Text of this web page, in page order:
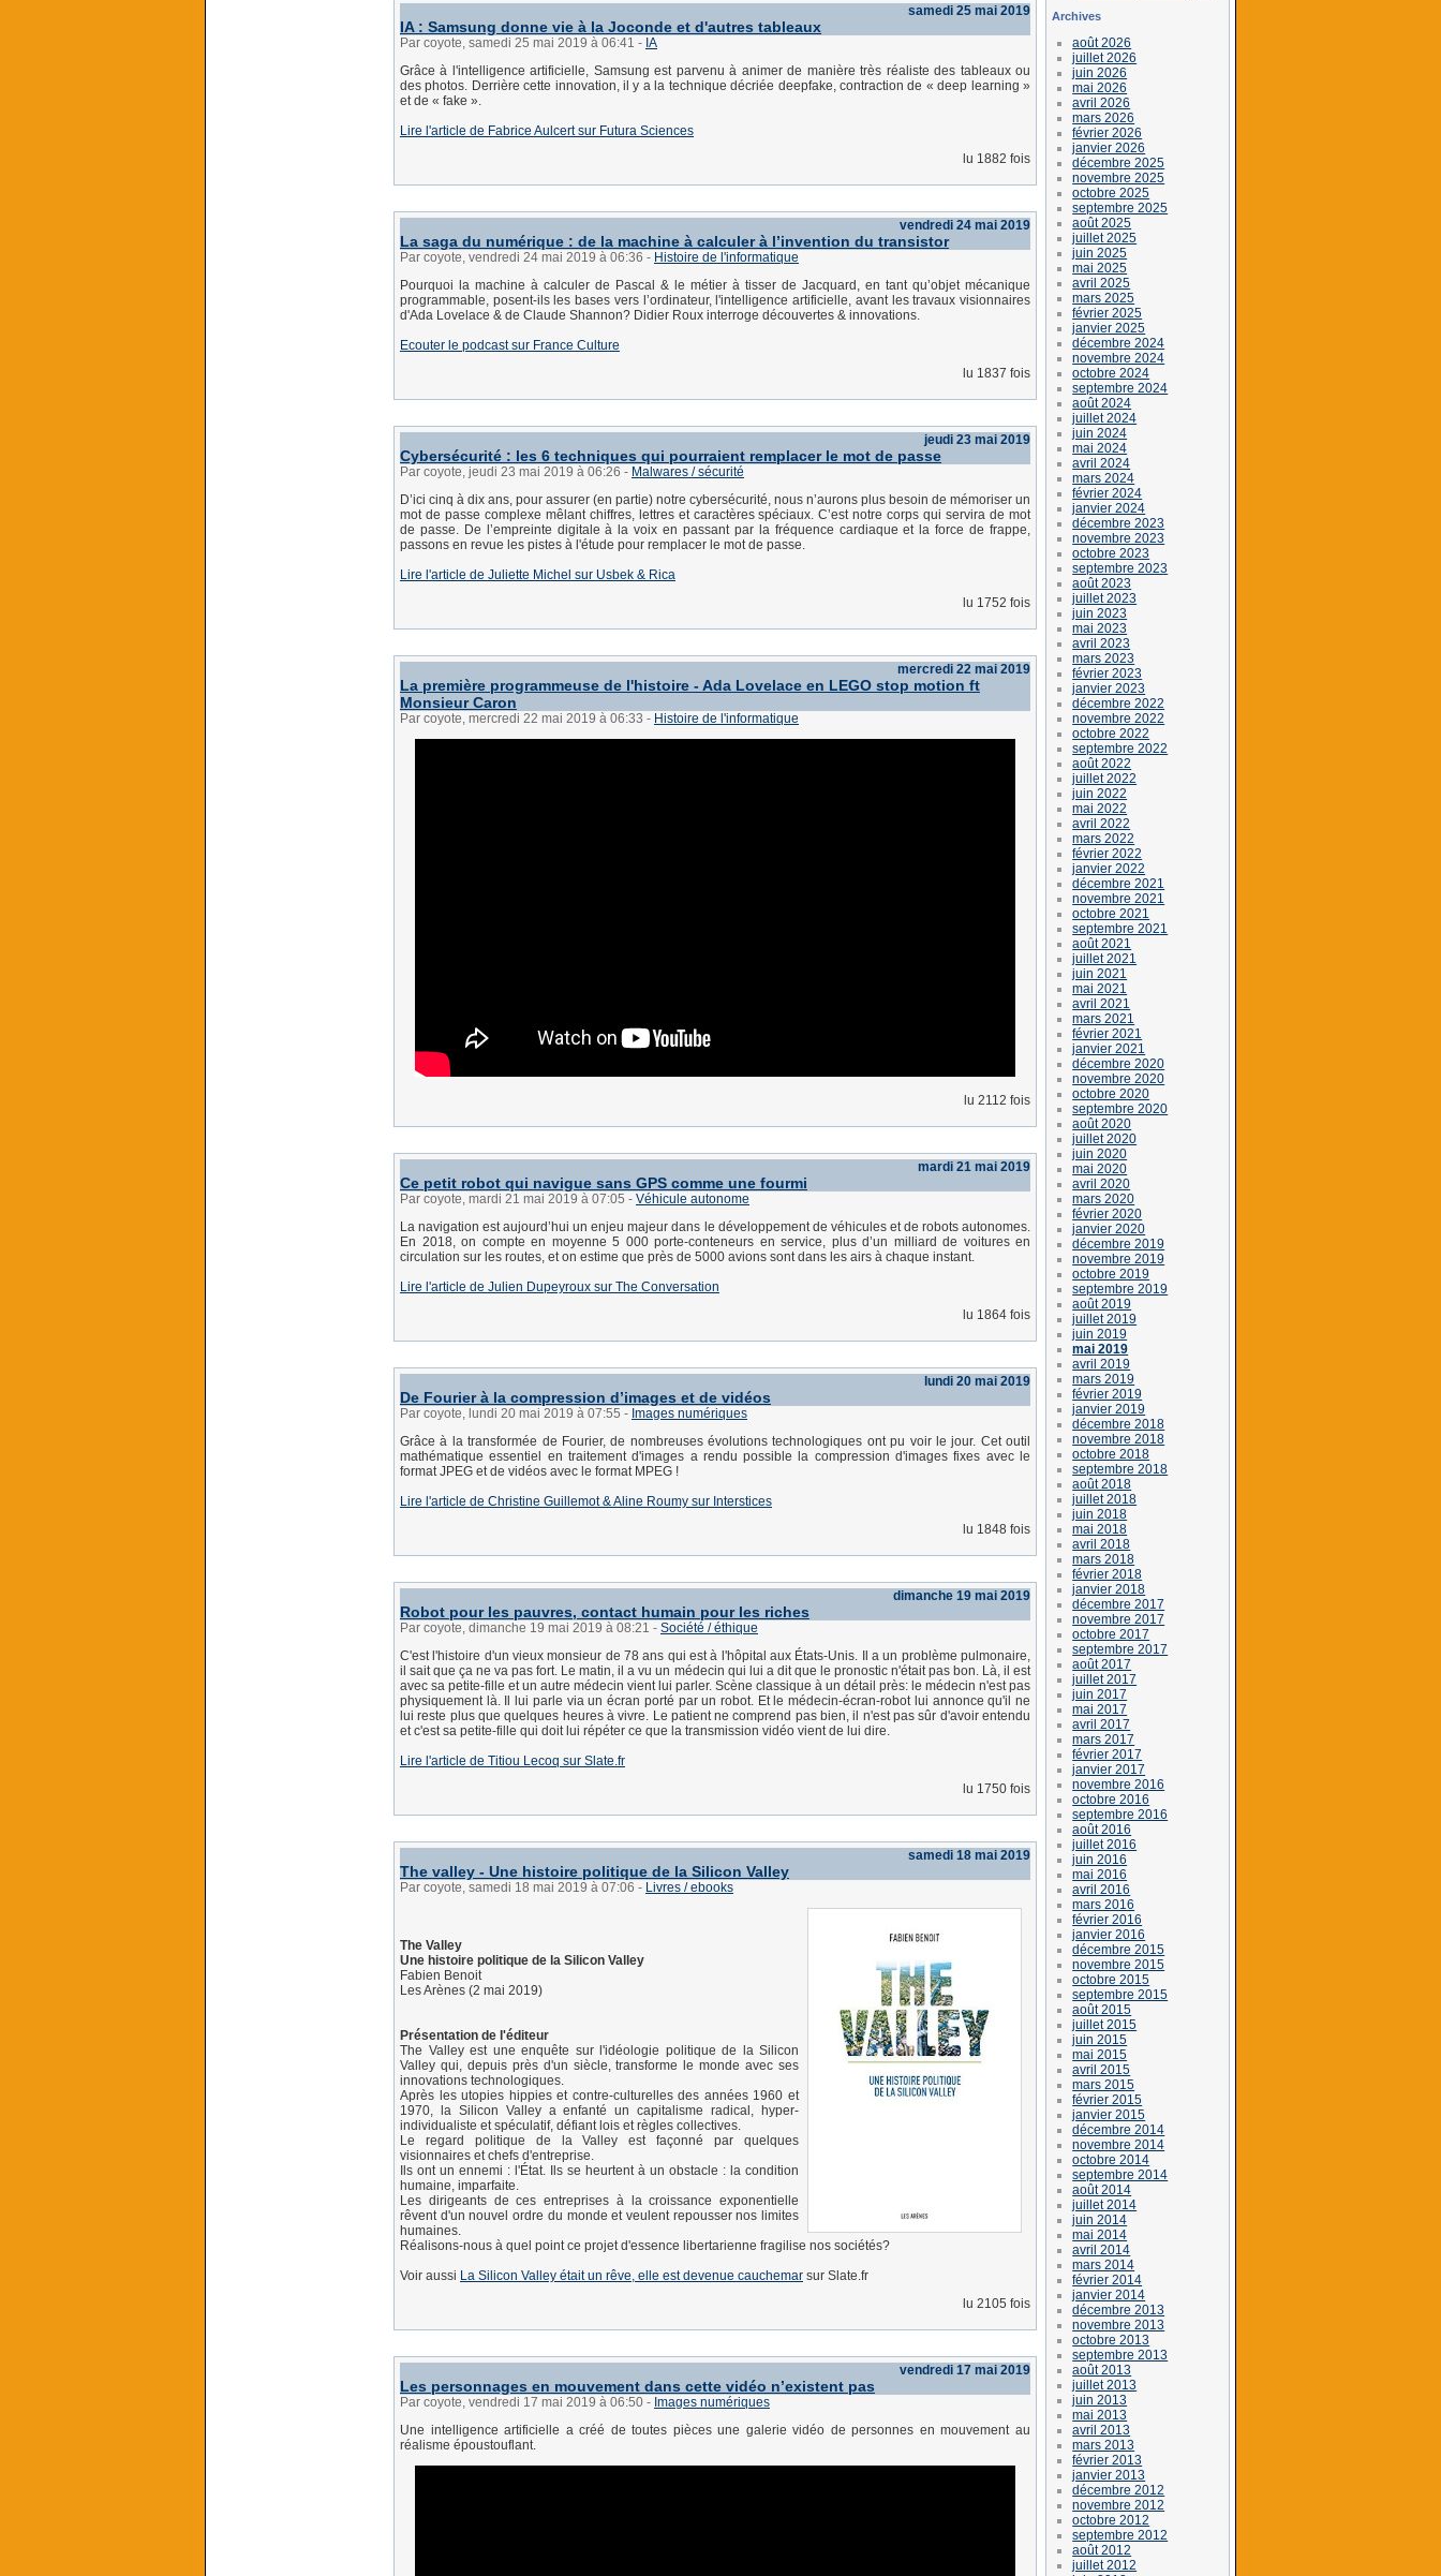
samedi 25 mai 2019
IA : Samsung donne vie à la Joconde et d'autres tableaux
Par coyote, samedi 25 mai 2019 à 06:41 - IA
Grâce à l'intelligence artificielle, Samsung est parvenu à animer de manière très réaliste des tableaux ou
des photos. Derrière cette innovation, il y a la technique décriée deepfake, contraction de « deep learning »
et de « fake ».
Lire l'article de Fabrice Aulcert sur Futura Sciences
lu 1882 fois
vendredi 24 mai 2019
La saga du numérique : de la machine à calculer à l’invention du transistor
Par coyote, vendredi 24 mai 2019 à 06:36 - Histoire de l'informatique
Pourquoi la machine à calculer de Pascal & le métier à tisser de Jacquard, en tant qu’objet mécanique
programmable, posent-ils les bases vers l’ordinateur, l'intelligence artificielle, avant les travaux visionnaires
d'Ada Lovelace & de Claude Shannon? Didier Roux interroge découvertes & innovations.
Ecouter le podcast sur France Culture
lu 1837 fois
jeudi 23 mai 2019
Cybersécurité : les 6 techniques qui pourraient remplacer le mot de passe
Par coyote, jeudi 23 mai 2019 à 06:26 - Malwares / sécurité
D’ici cinq à dix ans, pour assurer (en partie) notre cybersécurité, nous n’aurons plus besoin de mémoriser un
mot de passe complexe mêlant chiffres, lettres et caractères spéciaux. C’est notre corps qui servira de mot
de passe. De l’empreinte digitale à la voix en passant par la fréquence cardiaque et la force de frappe,
passons en revue les pistes à l'étude pour remplacer le mot de passe.
Lire l'article de Juliette Michel sur Usbek & Rica
lu 1752 fois
mercredi 22 mai 2019
La première programmeuse de l'histoire - Ada Lovelace en LEGO stop motion ft
Monsieur Caron
Par coyote, mercredi 22 mai 2019 à 06:33 - Histoire de l'informatique
lu 2112 fois
mardi 21 mai 2019
Ce petit robot qui navigue sans GPS comme une fourmi
Par coyote, mardi 21 mai 2019 à 07:05 - Véhicule autonome
La navigation est aujourd’hui un enjeu majeur dans le développement de véhicules et de robots autonomes.
En 2018, on compte en moyenne 5 000 porte-conteneurs en service, plus d’un milliard de voitures en
circulation sur les routes, et on estime que près de 5000 avions sont dans les airs à chaque instant.
Lire l'article de Julien Dupeyroux sur The Conversation
lu 1864 fois
lundi 20 mai 2019
De Fourier à la compression d’images et de vidéos
Par coyote, lundi 20 mai 2019 à 07:55 - Images numériques
Grâce à la transformée de Fourier, de nombreuses évolutions technologiques ont pu voir le jour. Cet outil
mathématique essentiel en traitement d'images a rendu possible la compression d'images fixes avec le
format JPEG et de vidéos avec le format MPEG !
Lire l'article de Christine Guillemot & Aline Roumy sur Interstices
lu 1848 fois
dimanche 19 mai 2019
Robot pour les pauvres, contact humain pour les riches
Par coyote, dimanche 19 mai 2019 à 08:21 - Société / éthique
C'est l'histoire d'un vieux monsieur de 78 ans qui est à l'hôpital aux États-Unis. Il a un problème pulmonaire,
il sait que ça ne va pas fort. Le matin, il a vu un médecin qui lui a dit que le pronostic n'était pas bon. Là, il est
avec sa petite-fille et un autre médecin vient lui parler. Scène classique à un détail près: le médecin n'est pas
physiquement là. Il lui parle via un écran porté par un robot. Et le médecin-écran-robot lui annonce qu'il ne
lui reste plus que quelques heures à vivre. Le patient ne comprend pas bien, il n'est pas sûr d'avoir entendu
et c'est sa petite-fille qui doit lui répéter ce que la transmission vidéo vient de lui dire.
Lire l'article de Titiou Lecoq sur Slate.fr
lu 1750 fois
samedi 18 mai 2019
The valley - Une histoire politique de la Silicon Valley
Par coyote, samedi 18 mai 2019 à 07:06 - Livres / ebooks
The Valley
Une histoire politique de la Silicon Valley
Fabien Benoit
Les Arènes (2 mai 2019)
Présentation de l'éditeur
The Valley est une enquête sur l'idéologie politique de la Silicon
Valley qui, depuis près d'un siècle, transforme le monde avec ses
innovations technologiques.
Après les utopies hippies et contre-culturelles des années 1960 et
1970, la Silicon Valley a enfanté un capitalisme radical, hyper-
individualiste et spéculatif, défiant lois et règles collectives.
Le regard politique de la Valley est façonné par quelques
visionnaires et chefs d'entreprise.
Ils ont un ennemi : l'État. Ils se heurtent à un obstacle : la condition
humaine, imparfaite.
Les dirigeants de ces entreprises à la croissance exponentielle
rêvent d'un nouvel ordre du monde et veulent repousser nos limites
humaines.
Réalisons-nous à quel point ce projet d'essence libertarienne fragilise nos sociétés?
Voir aussi La Silicon Valley était un rêve, elle est devenue cauchemar sur Slate.fr
lu 2105 fois
vendredi 17 mai 2019
Les personnages en mouvement dans cette vidéo n’existent pas
Par coyote, vendredi 17 mai 2019 à 06:50 - Images numériques
Une intelligence artificielle a créé de toutes pièces une galerie vidéo de personnes en mouvement au
réalisme époustouflant.
Archives
août 2026
juillet 2026
juin 2026
mai 2026
avril 2026
mars 2026
février 2026
janvier 2026
décembre 2025
novembre 2025
octobre 2025
septembre 2025
août 2025
juillet 2025
juin 2025
mai 2025
avril 2025
mars 2025
février 2025
janvier 2025
décembre 2024
novembre 2024
octobre 2024
septembre 2024
août 2024
juillet 2024
juin 2024
mai 2024
avril 2024
mars 2024
février 2024
janvier 2024
décembre 2023
novembre 2023
octobre 2023
septembre 2023
août 2023
juillet 2023
juin 2023
mai 2023
avril 2023
mars 2023
février 2023
janvier 2023
décembre 2022
novembre 2022
octobre 2022
septembre 2022
août 2022
juillet 2022
juin 2022
mai 2022
avril 2022
mars 2022
février 2022
janvier 2022
décembre 2021
novembre 2021
octobre 2021
septembre 2021
août 2021
juillet 2021
juin 2021
mai 2021
avril 2021
mars 2021
février 2021
janvier 2021
décembre 2020
novembre 2020
octobre 2020
septembre 2020
août 2020
juillet 2020
juin 2020
mai 2020
avril 2020
mars 2020
février 2020
janvier 2020
décembre 2019
novembre 2019
octobre 2019
septembre 2019
août 2019
juillet 2019
juin 2019
mai 2019
avril 2019
mars 2019
février 2019
janvier 2019
décembre 2018
novembre 2018
octobre 2018
septembre 2018
août 2018
juillet 2018
juin 2018
mai 2018
avril 2018
mars 2018
février 2018
janvier 2018
décembre 2017
novembre 2017
octobre 2017
septembre 2017
août 2017
juillet 2017
juin 2017
mai 2017
avril 2017
mars 2017
février 2017
janvier 2017
novembre 2016
octobre 2016
septembre 2016
août 2016
juillet 2016
juin 2016
mai 2016
avril 2016
mars 2016
février 2016
janvier 2016
décembre 2015
novembre 2015
octobre 2015
septembre 2015
août 2015
juillet 2015
juin 2015
mai 2015
avril 2015
mars 2015
février 2015
janvier 2015
décembre 2014
novembre 2014
octobre 2014
septembre 2014
août 2014
juillet 2014
juin 2014
mai 2014
avril 2014
mars 2014
février 2014
janvier 2014
décembre 2013
novembre 2013
octobre 2013
septembre 2013
août 2013
juillet 2013
juin 2013
mai 2013
avril 2013
mars 2013
février 2013
janvier 2013
décembre 2012
novembre 2012
octobre 2012
septembre 2012
août 2012
juillet 2012